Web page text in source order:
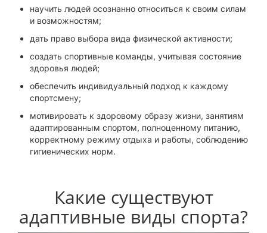
научить людей осознанно относиться к своим силам
и возможностям;
дать право выбора вида физической активности;
создать спортивные команды, учитывая состояние
здоровья людей;
обеспечить индивидуальный подход к каждому
спортсмену;
мотивировать к здоровому образу жизни, занятиям
адаптированным спортом, полноценному питанию,
корректному режиму отдыха и работы, соблюдению
гигиенических норм.
Какие существуют
адаптивные виды спорта?